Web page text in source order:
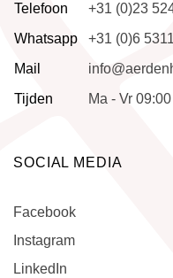
Telefoon
+31 (0)23
Whatsapp
+31 (0)6
Mail
Tijden
Ma - Vr
SOCIAL MEDIA
Facebook
Instagram
LinkedIn